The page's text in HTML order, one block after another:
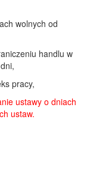
wolnych od
handlu w
pracy,
ustawy o dniach
ustaw.